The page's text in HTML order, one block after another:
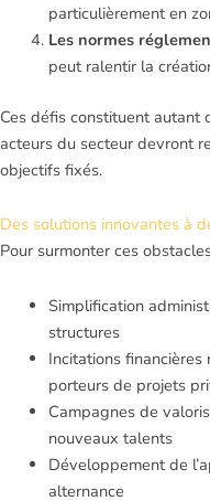
particulièrement en
Les normes
peut ralentir la
Ces défis constituent autant
acteurs du secteur devront
objectifs fixés.
Des solutions innovantes à
Pour surmonter ces
Simplification
structures
Incitations
porteurs de projets
Campagnes de
nouveaux talents
Développement de
alternance